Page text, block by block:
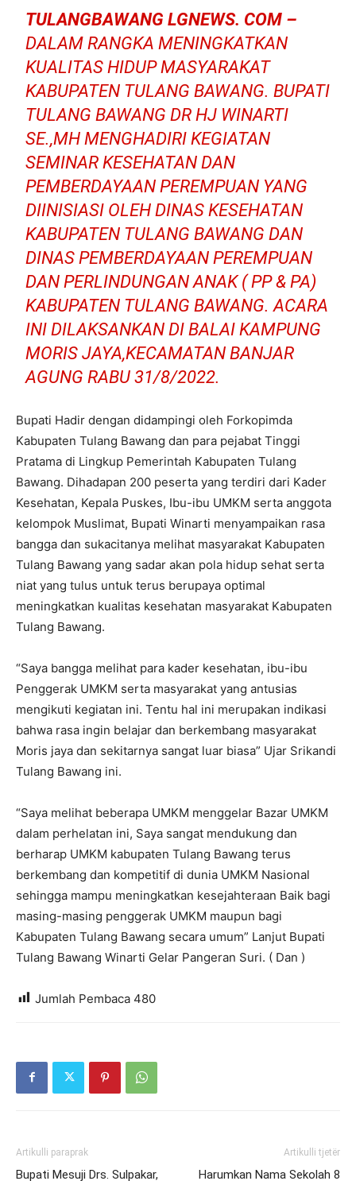
TULANGBAWANG LGNEWS. COM –
DALAM RANGKA MENINGKATKAN
KUALITAS HIDUP MASYARAKAT
KABUPATEN TULANG BAWANG. BUPATI
TULANG BAWANG DR HJ WINARTI
SE.,MH MENGHADIRI KEGIATAN
SEMINAR KESEHATAN DAN
PEMBERDAYAAN PEREMPUAN YANG
DIINISIASI OLEH DINAS KESEHATAN
KABUPATEN TULANG BAWANG DAN
DINAS PEMBERDAYAAN PEREMPUAN
DAN PERLINDUNGAN ANAK ( PP & PA)
KABUPATEN TULANG BAWANG. ACARA
INI DILAKSANKAN DI BALAI KAMPUNG
MORIS JAYA,KECAMATAN BANJAR
AGUNG RABU 31/8/2022.
Bupati Hadir dengan didampingi oleh Forkopimda
Kabupaten Tulang Bawang dan para pejabat Tinggi
Pratama di Lingkup Pemerintah Kabupaten Tulang
Bawang. Dihadapan 200 peserta yang terdiri dari Kader
Kesehatan, Kepala Puskes, Ibu-ibu UMKM serta anggota
kelompok Muslimat, Bupati Winarti menyampaikan rasa
bangga dan sukacitanya melihat masyarakat Kabupaten
Tulang Bawang yang sadar akan pola hidup sehat serta
niat yang tulus untuk terus berupaya optimal
meningkatkan kualitas kesehatan masyarakat Kabupaten
Tulang Bawang.
“Saya bangga melihat para kader kesehatan, ibu-ibu
Penggerak UMKM serta masyarakat yang antusias
mengikuti kegiatan ini. Tentu hal ini merupakan indikasi
bahwa rasa ingin belajar dan berkembang masyarakat
Moris jaya dan sekitarnya sangat luar biasa” Ujar Srikandi
Tulang Bawang ini.
“Saya melihat beberapa UMKM menggelar Bazar UMKM
dalam perhelatan ini, Saya sangat mendukung dan
berharap UMKM kabupaten Tulang Bawang terus
berkembang dan kompetitif di dunia UMKM Nasional
sehingga mampu meningkatkan kesejahteraan Baik bagi
masing-masing penggerak UMKM maupun bagi
Kabupaten Tulang Bawang secara umum” Lanjut Bupati
Tulang Bawang Winarti Gelar Pangeran Suri. ( Dan )
Jumlah Pembaca 480
Artikulli paraprak
Bupati Mesuji Drs. Sulpakar,
Artikulli tjetër
Harumkan Nama Sekolah 8